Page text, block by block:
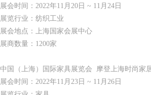
展会时间：2022年11月20日 ~ 11月24日
展览行业：纺织工业
展会地点：上海国家会展中心
展商数量：1200家
中国（上海）国际家具展览会 摩登上海时尚家
展会时间：2022年11月23日 ~ 11月26日